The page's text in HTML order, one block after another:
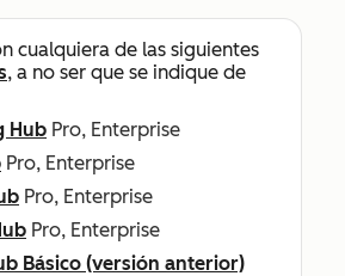
cualquiera de las siguientes
, a no ser que se indique de
Hub Pro, Enterprise
Pro, Enterprise
Pro, Enterprise
Pro, Enterprise
Básico (versión anterior)